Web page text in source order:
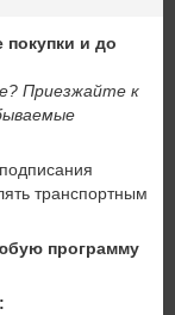
покупки и до
Приезжайте к
транспортным
программу